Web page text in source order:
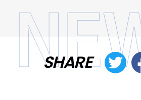
SHARE